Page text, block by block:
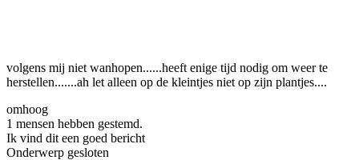
volgens mij niet wanhopen......heeft enige tijd nodig om weer te
herstellen.......ah let alleen op de kleintjes niet op zijn plantjes....
omhoog
1 mensen hebben gestemd.
Ik vind dit een goed bericht
Onderwerp gesloten